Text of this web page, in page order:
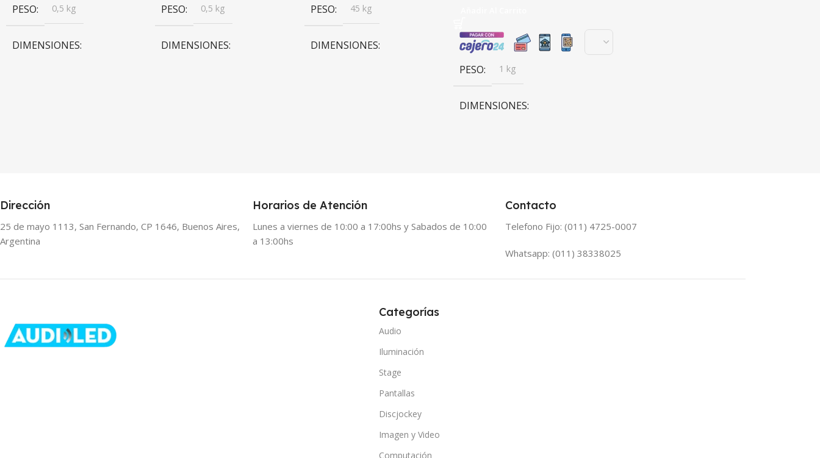
PESO 0,5 kg
DIMENSIONES
PESO 0,5 kg
DIMENSIONES
PESO 45 kg
DIMENSIONES
PESO 1 kg
DIMENSIONES
BRANDS
Dirección
25 de mayo 1113, San Fernando, CP 1646, Buenos Aires,
Argentina
Horarios de Atención
Lunes a viernes de 10:00 a 17:00hs y Sabados de 10:00
a 13:00hs
Contacto
Telefono Fijo: (011) 4725-0007
Whatsapp: (011) 38338025
Categorías
Audio
Iluminación
Stage
Pantallas
Discjockey
Imagen y Video
Computación